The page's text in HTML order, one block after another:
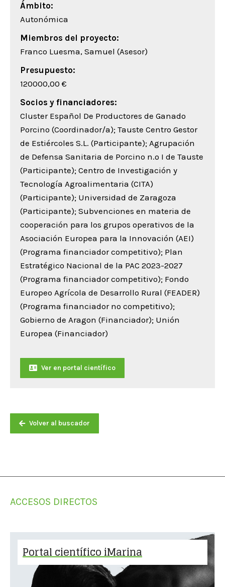
Ámbito:
Autonómica
Miembros del proyecto:
Franco Luesma, Samuel (Asesor)
Presupuesto:
120000,00 €
Socios y financiadores:
Cluster Español De Productores de Ganado
Porcino (Coordinador/a); Tauste Centro Gestor
de Estiércoles S.L. (Participante); Agrupación
de Defensa Sanitaria de Porcino n.º I de Tauste
(Participante); Centro de Investigación y
Tecnología Agroalimentaria (CITA)
(Participante); Universidad de Zaragoza
(Participante); Subvenciones en materia de
cooperación para los grupos operativos de la
Asociación Europea para la Innovación (AEI)
(Programa financiador competitivo); Plan
Estratégico Nacional de la PAC 2023-2027
(Programa financiador competitivo); Fondo
Europeo Agrícola de Desarrollo Rural (FEADER)
(Programa financiador no competitivo);
Gobierno de Aragon (Financiador); Unión
Europea (Financiador)
Ver en portal científico
Volver al buscador
ACCESOS DIRECTOS
Portal científico iMarina